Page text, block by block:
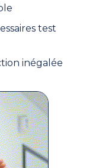
test
inégalée